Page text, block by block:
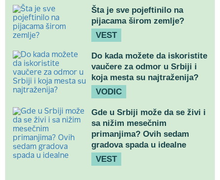
Šta je sve pojeftinilo na
pijacama širom zemlje?
VEST
Do kada možete da iskoristite
vaučere za odmor u Srbiji i
koja mesta su najtraženija?
VODIC
Gde u Srbiji može da se živi i
sa nižim mesečnim
primanjima? Ovih sedam
gradova spada u idealne
VEST